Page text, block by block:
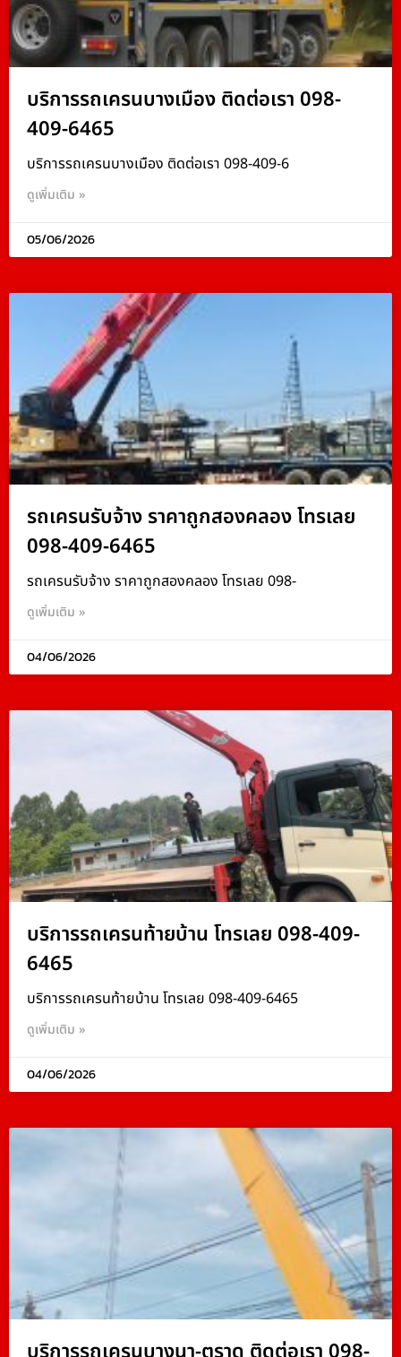
บริการรถเครนบางเมือง ติดต่อเรา 098-
409-6465
บริการรถเครนบางเมือง ติดต่อเรา 098-409-6
ดูเพิ่มเติม »
05/06/2026
รถเครนรับจ้าง ราคาถูกสองคลอง โทรเลย
098-409-6465
รถเครนรับจ้าง ราคาถูกสองคลอง โทรเลย 098-
ดูเพิ่มเติม »
04/06/2026
บริการรถเครนท้ายบ้าน โทรเลย 098-409-
6465
บริการรถเครนท้ายบ้าน โทรเลย 098-409-6465
ดูเพิ่มเติม »
04/06/2026